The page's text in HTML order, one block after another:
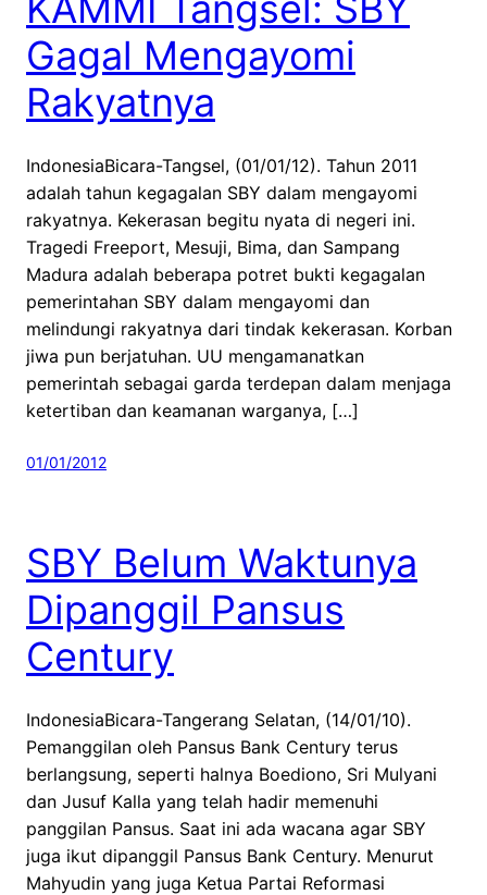
Gagal Mengayomi
Rakyatnya
IndonesiaBicara-Tangsel, (01/01/12). Tahun 2011
adalah tahun kegagalan SBY dalam mengayomi
rakyatnya. Kekerasan begitu nyata di negeri ini.
Tragedi Freeport, Mesuji, Bima, dan Sampang
Madura adalah beberapa potret bukti kegagalan
pemerintahan SBY dalam mengayomi dan
melindungi rakyatnya dari tindak kekerasan. Korban
jiwa pun berjatuhan. UU mengamanatkan
pemerintah sebagai garda terdepan dalam menjaga
ketertiban dan keamanan warganya, […]
01/01/2012
SBY Belum Waktunya
Dipanggil Pansus
Century
IndonesiaBicara-Tangerang Selatan, (14/01/10).
Pemanggilan oleh Pansus Bank Century terus
berlangsung, seperti halnya Boediono, Sri Mulyani
dan Jusuf Kalla yang telah hadir memenuhi
panggilan Pansus. Saat ini ada wacana agar SBY
juga ikut dipanggil Pansus Bank Century. Menurut
Mahyudin yang juga Ketua Partai Reformasi